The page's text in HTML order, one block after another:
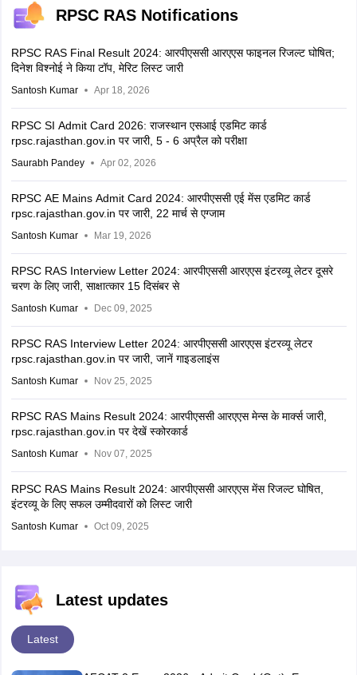
RPSC RAS Notifications
RPSC RAS Final Result 2024: आरपीएससी आरएएस फाइनल रिजल्ट घोषित;
दिनेश विश्नोई ने किया टॉप, मेरिट लिस्ट जारी
Santosh Kumar Apr 18, 2026
RPSC SI Admit Card 2026: राजस्थान एसआई एडमिट कार्ड
rpsc.rajasthan.gov.in पर जारी, 5 - 6 अप्रैल को परीक्षा
Saurabh Pandey Apr 02, 2026
RPSC AE Mains Admit Card 2024: आरपीएससी एई मेंस एडमिट कार्ड
rpsc.rajasthan.gov.in पर जारी, 22 मार्च से एग्जाम
Santosh Kumar Mar 19, 2026
RPSC RAS Interview Letter 2024: आरपीएससी आरएएस ​​इंटरव्यू लेटर दूसरे
चरण के लिए जारी, साक्षात्कार 15 दिसंबर से
Santosh Kumar Dec 09, 2025
RPSC RAS Interview Letter 2024: आरपीएससी आरएएस इंटरव्यू लेटर
rpsc.rajasthan.gov.in पर जारी, जानें गाइडलाइंस
Santosh Kumar Nov 25, 2025
RPSC RAS Mains Result 2024: आरपीएससी आरएएस मेन्स के मार्क्स जारी,
rpsc.rajasthan.gov.in पर देखें स्कोरकार्ड
Santosh Kumar Nov 07, 2025
RPSC RAS Mains Result 2024: आरपीएससी आरएएस मेंस रिजल्ट घोषित,
इंटरव्यू के लिए सफल उम्मीदवारों को लिस्ट जारी
Santosh Kumar Oct 09, 2025
Latest updates
Latest